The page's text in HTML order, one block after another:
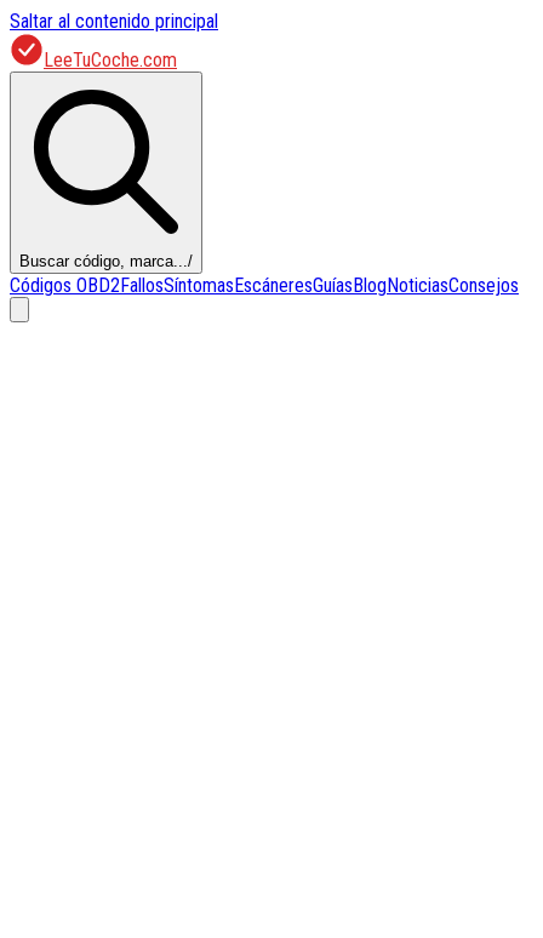
Saltar al contenido principal
LeeTuCoche.com
Buscar código, marca.../
Códigos OBD2FallosSíntomasEscáneresGuíasBlogNoticiasConsejos